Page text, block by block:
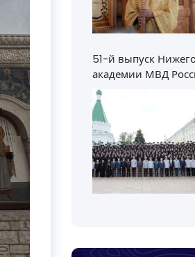
51-й выпуск
академии МВД